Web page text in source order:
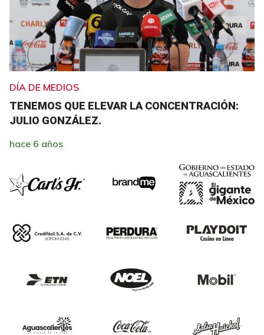
DÍA DE MEDIOS
TENEMOS QUE ELEVAR LA CONCENTRACIÓN:
JULIO GONZÁLEZ.
hace 6 años